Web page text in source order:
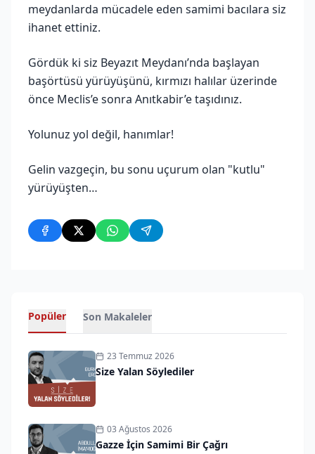
meydanlarda mücadele eden samimi bacılara siz
ihanet ettiniz.
Gördük ki siz Beyazıt Meydanı’nda başlayan
başörtüsü yürüyüşünü, kırmızı halılar üzerinde
önce Meclis’e sonra Anıtkabir’e taşıdınız.
Yolunuz yol değil, hanımlar!
Gelin vazgeçin, bu sonu uçurum olan "kutlu"
yürüyüşten…
Popüler Son Makaleler
23 Temmuz 2026
Size Yalan Söylediler
03 Ağustos 2026
Gazze İçin Samimi Bir Çağrı